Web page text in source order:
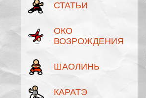
СТАТЬИ
ОКО
ВОЗРОЖДЕНИЯ
ШАОЛИНЬ
КАРАТЭ